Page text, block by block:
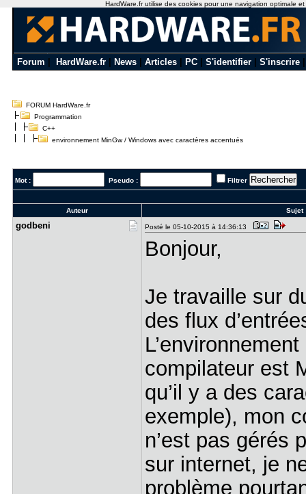
Forum HardWare.fr News Articles PC S'identifier S'inscrire
FORUM HardWare.fr
Programmation
C++
environnement MinGw / Windows avec caractères accentués
Mot : Pseudo : Filtrer
Auteur Sujet
godbeni Posté le 05-10-2015 à 14:36:13
Bonjour,
Je travaille sur
des flux
compilateur est
qu’il y a des
exemple), mon
n’est pas gérés
sur internet, je
problème
HardWare.fr utilise des cookies pour une navigation optimale